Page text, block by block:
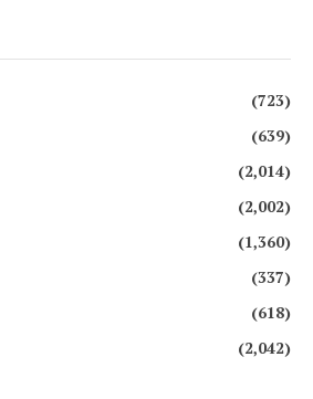
(723)
(639)
(2,014)
(2,002)
(1,360)
(337)
(618)
(2,042)